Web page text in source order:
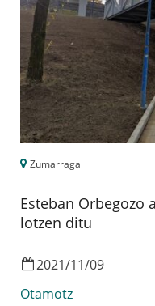
Zumarraga
Esteban Orbegozo
lotzen ditu
2021/11/09
Otamotz